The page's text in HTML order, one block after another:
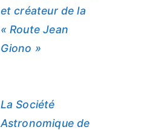
et créateur de la
« Route Jean
Giono »
La Société
Astronomique de